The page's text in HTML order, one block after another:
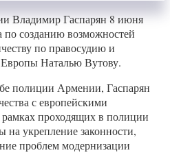
Владимир Гаспарян 8 июня
по созданию возможностей
по правосудию и
Наталью Вутову.
полиции Армении, Гаспарян
с европейскими
рамках проходящих в полиции
на укрепление законности,
проблем модернизации